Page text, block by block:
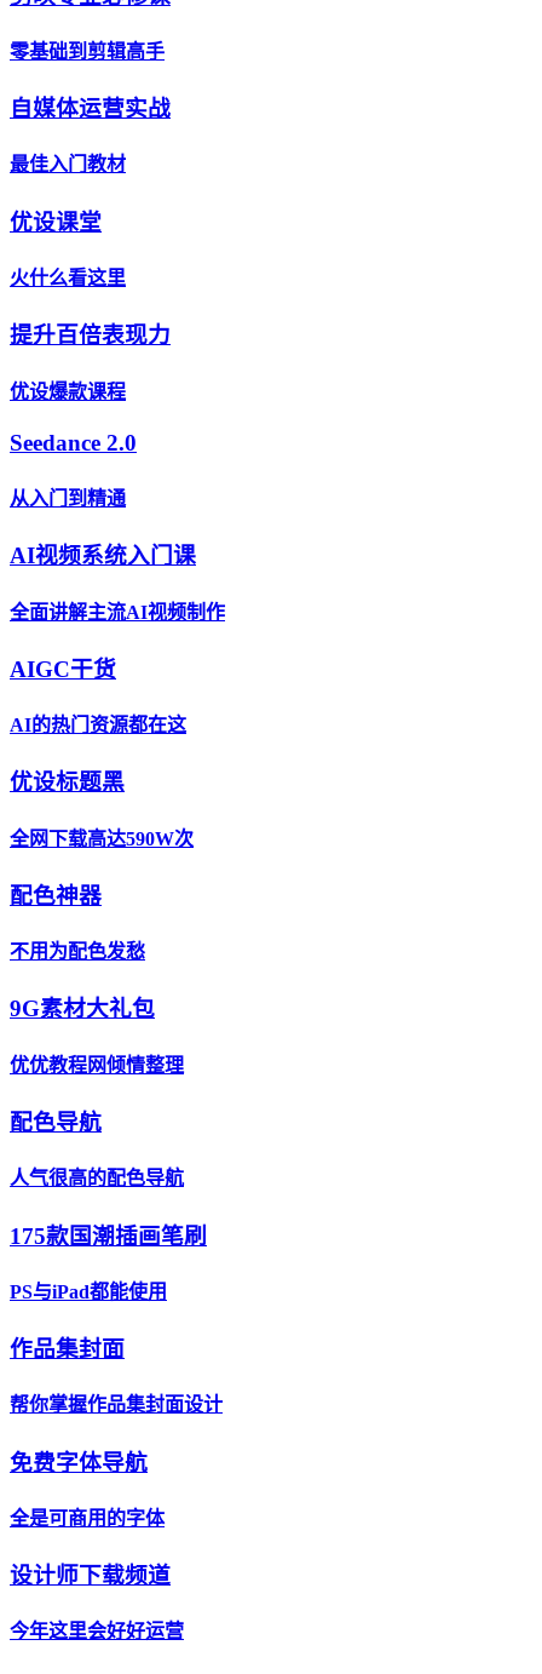
零基础到剪辑高手
自媒体运营实战
最佳入门教材
优设课堂
火什么看这里
提升百倍表现力
优设爆款课程
Seedance 2.0
从入门到精通
AI视频系统入门课
全面讲解主流AI视频制作
AIGC干货
AI的热门资源都在这
优设标题黑
全网下载高达590W次
配色神器
不用为配色发愁
9G素材大礼包
优优教程网倾情整理
配色导航
人气很高的配色导航
175款国潮插画笔刷
PS与iPad都能使用
作品集封面
帮你掌握作品集封面设计
免费字体导航
全是可商用的字体
设计师下载频道
今年这里会好好运营